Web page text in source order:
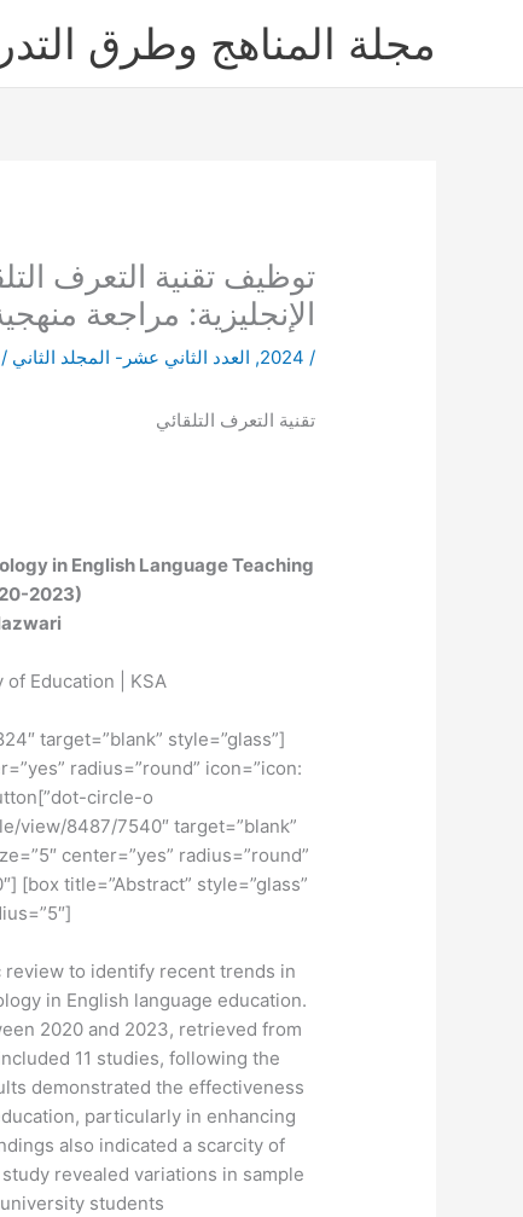
مجلة المناهج وطرق
توظيف تقنية التعرف
الإنجليزية: مراجعة منهجية (2020-
/
2024
, العدد الثاني عشر- المجلد الثاني
تقنية التعرف التلقائي
in English Language Teaching:
2023)
Education | KSA
target=”blank” style=”glass”
radius=”round” icon=”icon:
view/8487/7540″ target=”blank”
center=”yes” radius=”round”
[box title=”Abstract” style=”glass”
to identify recent trends in
in English language education.
2020 and 2023, retrieved from
11 studies, following the
demonstrated the effectiveness
particularly in enhancing
also indicated a scarcity of
revealed variations in sample
students,